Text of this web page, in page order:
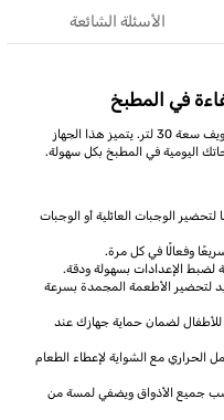
الأسئلة الشائعة
استمتع بتجربة طهي مبتكرة وسريعة مع الميكروويف سعة 30 لتر. يتميز هذا الجهاز
اليومية في المطبخ بكل سهولة.
لتحضير الوجبات العائلية أو الوجبات
لضبط الإعدادات بسهولة ودقة.
لتحضير الأطعمة المجمدة بسرعة
لضمان حماية جهازك عند
الحراري مع الشواية لإعطاء الطعام
جميع الأذواق ويضفي لمسة من